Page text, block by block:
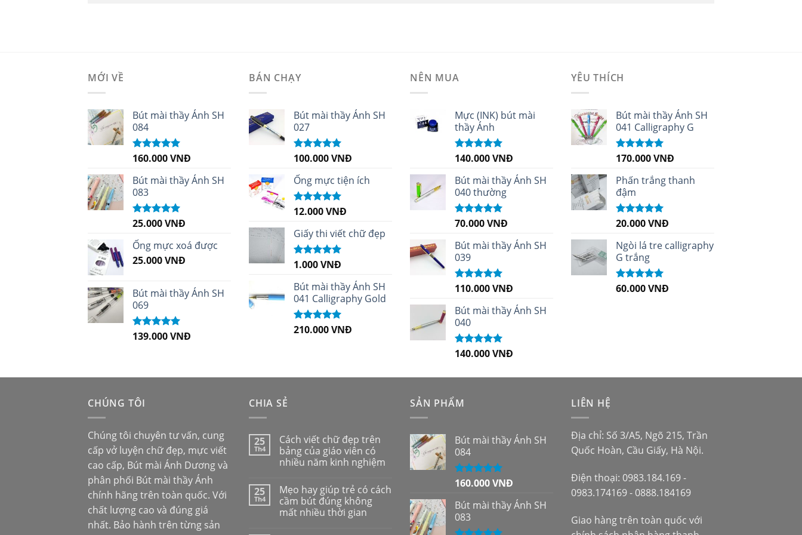
MỚI VỀ
Bút mài thầy Ánh SH
084
Được xếp
sao
160.000VNĐ
Bút mài thầy Ánh SH
083
Được xếp
sao
25.000VNĐ
Ống mực xoá được
25.000VNĐ
Bút mài thầy Ánh SH
069
Được xếp
139.000VNĐ
BÁN CHẠY
Bút mài thầy Ánh SH
027
Được xếp
sao
100.000VNĐ
Ống mực tiện ích
Được xếp
sao
12.000VNĐ
Giấy thi viết chữ đẹp
Được xếp
sao
1.000VNĐ
Bút mài thầy Ánh SH
041 Calligraphy Gold
Được xếp
210.000VNĐ
NÊN MUA
Mực (INK) bút mài
thầy Ánh
Được xếp
sao
140.000VNĐ
Bút mài thầy Ánh SH
040 thường
Được xếp
sao
70.000VNĐ
Bút mài thầy Ánh SH
039
Được xếp
sao
110.000VNĐ
Bút mài thầy Ánh SH
040
Được xếp
140.000VNĐ
YÊU THÍCH
Bút mài thầy Ánh SH
041 Calligraphy G
Được xếp
sao
170.000VNĐ
Phấn trắng thanh
đậm
Được xếp
sao
20.000VNĐ
Ngòi lá tre calligraphy
G trắng
Được xếp
60.000VNĐ
CHÚNG TÔI
Chúng tôi chuyên tư vấn, cung
cấp vở luyện chữ đẹp, mực viết
cao cấp, Bút mài Ánh Dươngvà
phân phối Bút mài thầy Ánh
chính hãng trên toàn quốc. Với
chất lượng cao và đúng giá
nhất. Bảo hành trên từng sản
CHIA SẺ
25
Th4
Cách viết chữ đẹp trên
bảng của giáo viên có
nhiều năm kinh nghiệm
25
Th4
Mẹo hay giúp trẻ có cách
cầm bút đúng không
mất nhiều thời gian
SẢN PHẨM
Bút mài thầy Ánh SH
084
Được xếp
sao
160.000VNĐ
Bút mài thầy Ánh SH
083
LIÊN HỆ
Địa chỉ: Số 3/A5, Ngõ 215, Trần
Quốc Hoàn, Cầu Giấy, Hà Nội.
Điện thoại: 0983.184.169 -
0983.174169 - 0888.184169
Giao hàng trên toàn quốc với